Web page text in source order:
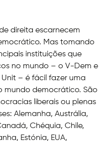
direita escarnecem
Mas tomando
instituições que
no mundo – o V-Dem e
– é fácil fazer uma
mundo democrático. São
liberais ou plenas
Alemanha, Austrália,
Chéquia, Chile,
Estónia, EUA,